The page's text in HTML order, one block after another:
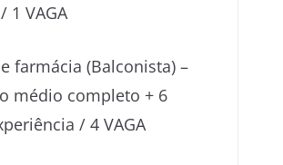
1 VAGA
farmácia (Balconista) –
médio completo + 6
/ 4 VAGA